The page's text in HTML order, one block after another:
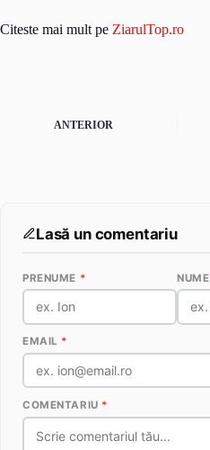
Citeste mai mult pe ZiarulTop.ro
ANTERIOR
Lasă un comentariu
PRENUME * NUME
EMAIL *
COMENTARIU *